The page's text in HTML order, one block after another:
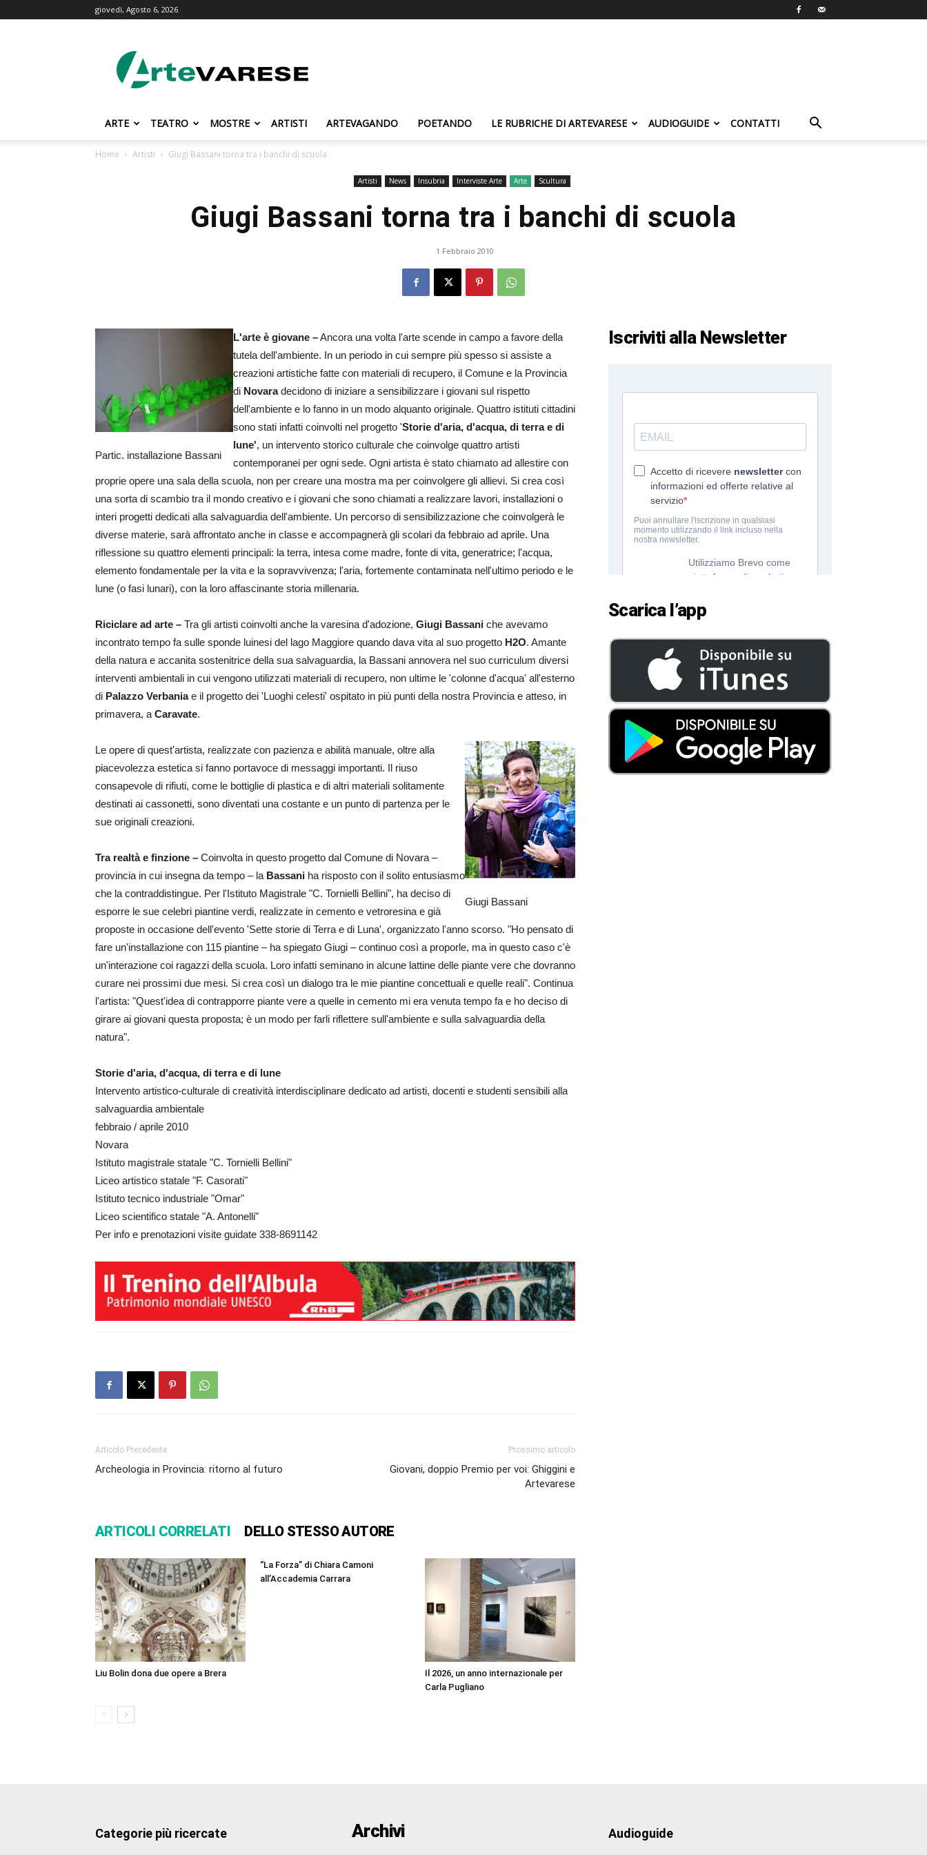
giovedì, Agosto 6, 2026
ARTE TEATRO MOSTRE ARTISTI ARTEVAGANDO POETANDO LE RUBRICHE DI ARTEVARESE AUDIOGUIDE CONTATTI
Home Artisti Giugi Bassani torna tra i banchi di scuola
Artisti News Insubria Interviste Arte Arte Scultura
Giugi Bassani torna tra i banchi di scuola
1 Febbraio 2010
Partic. installazione Bassani
L'arte è giovane –Ancora una volta l'arte scende in campo a favore della
tutela dell'ambiente. In un periodo in cui sempre più spesso si assiste a
creazioni artistiche fatte con materiali di recupero, il Comune e la Provincia
di Novaradecidono di iniziare a sensibilizzare i giovani sul rispetto
dell'ambiente e lo fanno in un modo alquanto originale. Quattro istituti cittadini
sono stati infatti coinvolti nel progetto 'Storie d'aria, d'acqua, di terra e di
lune', un intervento storico culturale che coinvolge quattro artisti
contemporanei per ogni sede. Ogni artista è stato chiamato ad allestire con
proprie opere una sala della scuola, non per creare una mostra ma per coinvolgere gli allievi. Si crea così
una sorta di scambio tra il mondo creativo e i giovani che sono chiamati a realizzare lavori, installazioni o
interi progetti dedicati alla salvaguardia dell'ambiente. Un percorso di sensibilizzazione che coinvolgerà le
diverse materie, sarà affrontato anche in classe e accompagnerà gli scolari da febbraio ad aprile. Una
riflessione su quattro elementi principali: la terra, intesa come madre, fonte di vita, generatrice; l'acqua,
elemento fondamentale per la vita e la sopravvivenza; l'aria, fortemente contaminata nell'ultimo periodo e le
lune (o fasi lunari), con la loro affascinante storia millenaria.
Riciclare ad arte – Tra gli artisti coinvolti anche la varesina d'adozione, Giugi Bassani che avevamo
incontrato tempo fa sulle sponde luinesi del lago Maggiore quando dava vita al suo progetto H2O. Amante
della natura e accanita sostenitrice della sua salvaguardia, la Bassani annovera nel suo curriculum diversi
interventi ambientali in cui vengono utilizzati materiali di recupero, non ultime le 'colonne d'acqua' all'esterno
di Palazzo Verbaniae il progetto dei 'Luoghi celesti' ospitato in più punti della nostra Provincia e atteso, in
primavera, a Caravate.
Giugi Bassani
Le opere di quest'artista, realizzate con pazienza e abilità manuale, oltre alla
piacevolezza estetica si fanno portavoce di messaggi importanti. Il riuso
consapevole di rifiuti, come le bottiglie di plastica e di altri materiali solitamente
destinati ai cassonetti, sono diventati una costante e un punto di partenza per le
sue originali creazioni.
Tra realtà e finzione – Coinvolta in questo progetto dal Comune di Novara –
provincia in cui insegna da tempo – la Bassani ha risposto con il solito entusiasmo
che la contraddistingue. Per l'Istituto Magistrale "C. Tornielli Bellini", ha deciso di
esporre le sue celebri piantine verdi, realizzate in cemento e vetroresina e già
proposte in occasione dell'evento 'Sette storie di Terra e di Luna', organizzato l'anno scorso. "Ho pensato di
fare un'installazione con 115 piantine – ha spiegato Giugi – continuo così a proporle, ma in questo caso c'è
un'interazione coi ragazzi della scuola. Loro infatti seminano in alcune lattine delle piante vere che dovranno
curare nei prossimi due mesi. Si crea così un dialogo tra le mie piantine concettuali e quelle reali". Continua
l'artista: "Quest'idea di contrapporre piante vere a quelle in cemento mi era venuta tempo fa e ho deciso di
girare ai giovani questa proposta; è un modo per farli riflettere sull'ambiente e sulla salvaguardia della
natura".
Storie d'aria, d'acqua, di terra e di lune
Intervento artistico-culturale di creatività interdisciplinare dedicato ad artisti, docenti e studenti sensibili alla
salvaguardia ambientale
febbraio / aprile 2010
Novara
Istituto magistrale statale "C. Tornielli Bellini"
Liceo artistico statale "F. Casorati"
Istituto tecnico industriale "Omar"
Liceo scientifico statale "A. Antonelli"
Per info e prenotazioni visite guidate 338-8691142
Articolo Precedente
Archeologia in Provincia: ritorno al futuro
Prossimo articolo
Giovani, doppio Premio per voi: Ghiggini e
Artevarese
ARTICOLI CORRELATI DELLO STESSO AUTORE
Liu Bolin dona due opere a Brera
“La Forza” di Chiara Camoni
all’Accademia Carrara
Il 2026, un anno internazionale per
Carla Pugliano
Iscriviti alla Newsletter
Scarica l’app
Categorie più ricercate Archivi Audioguide